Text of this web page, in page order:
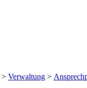
> Verwaltung >